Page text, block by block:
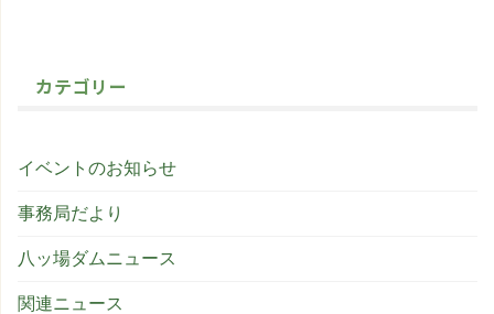
カテゴリー
イベントのお知らせ
事務局だより
八ッ場ダムニュース
関連ニュース